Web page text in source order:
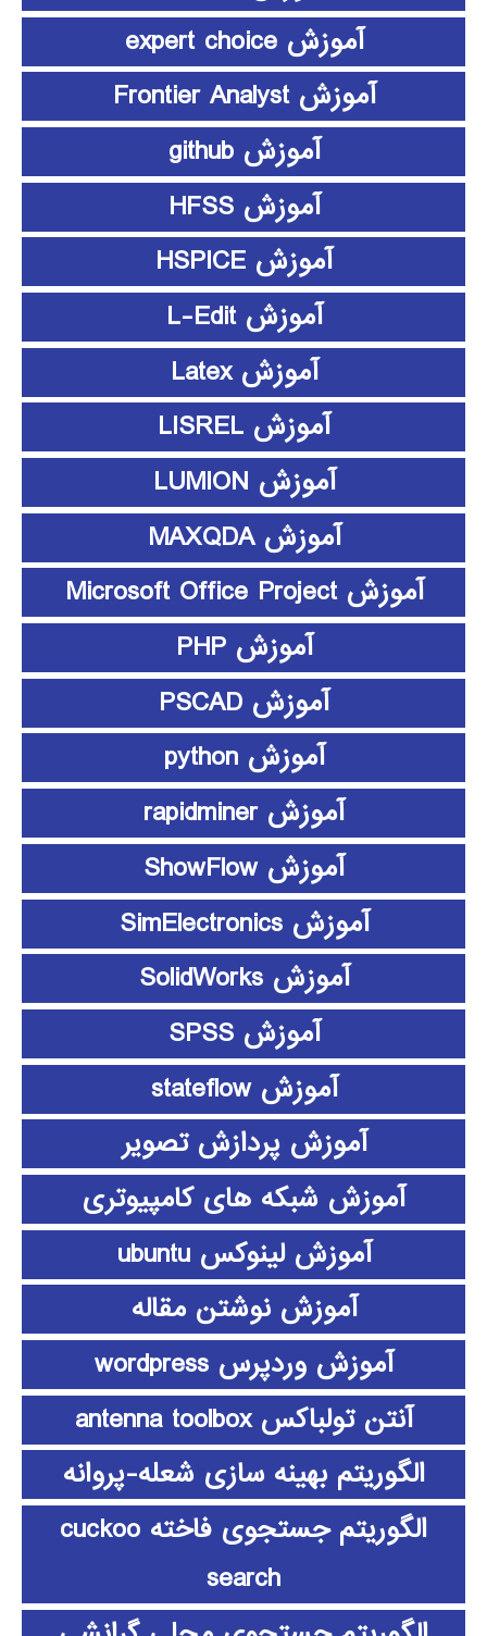
آموزش expert choice
آموزش Frontier Analyst
آموزش github
آموزش HFSS
آموزش HSPICE
آموزش L-Edit
آموزش Latex
آموزش LISREL
آموزش LUMION
آموزش MAXQDA
آموزش Microsoft Office Project
آموزش PHP
آموزش PSCAD
آموزش python
آموزش rapidminer
آموزش ShowFlow
آموزش SimElectronics
آموزش SolidWorks
آموزش SPSS
آموزش stateflow
آموزش پردازش تصویر
آموزش شبکه های کامپیوتری
آموزش لینوکس ubuntu
آموزش نوشتن مقاله
آموزش وردپرس wordpress
آنتن تولباکس antenna toolbox
الگوریتم بهینه سازی شعله-پروانه
الگوریتم جستجوی فاخته cuckoo
search